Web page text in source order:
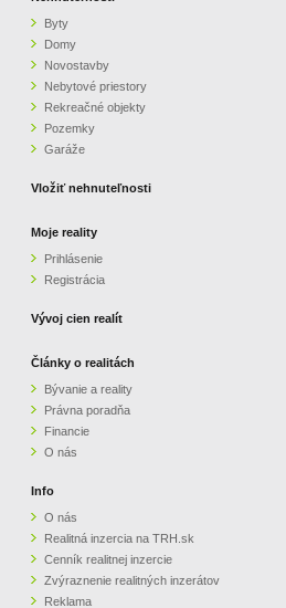
GARÁŽE
O NÁS
CENNÍK REALITNEJ INZERCIE
ZVÝRAZNENIE REALITNÝCH INZERÁTOV
PARTNERI
OBCHODNÉ PODMIENKY
KONTAKT
Byty
Domy
Novostavby
Nebytové priestory
Rekreačné objekty
Pozemky
Garáže
Vložiť nehnuteľnosti
Moje reality
Prihlásenie
Registrácia
Vývoj cien realít
Články o realitách
Bývanie a reality
Právna poradňa
Financie
O nás
Info
O nás
Realitná inzercia na TRH.sk
Cenník realitnej inzercie
Zvýraznenie realitných inzerátov
Reklama